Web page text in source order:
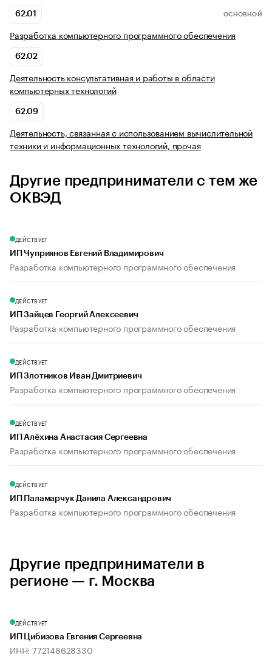
62.01 ОСНОВНОЙ
Разработка компьютерного программного обеспечения
62.02
Деятельность консультативная и работы в области
компьютерных технологий
62.09
Деятельность, связанная с использованием вычислительной
техники и информационных технологий, прочая
Другие предприниматели с тем же
ОКВЭД
ДЕЙСТВУЕТ
ИП Чуприянов Евгений Владимирович
Разработка компьютерного программного обеспечения
ДЕЙСТВУЕТ
ИП Зайцев Георгий Алексеевич
Разработка компьютерного программного обеспечения
ДЕЙСТВУЕТ
ИП Злотников Иван Дмитриевич
Разработка компьютерного программного обеспечения
ДЕЙСТВУЕТ
ИП Алёхина Анастасия Сергеевна
Разработка компьютерного программного обеспечения
ДЕЙСТВУЕТ
ИП Паламарчук Данила Александрович
Разработка компьютерного программного обеспечения
Другие предприниматели в
регионе — г. Москва
ДЕЙСТВУЕТ
ИП Цибизова Евгения Сергеевна
ИНН: 772148628330